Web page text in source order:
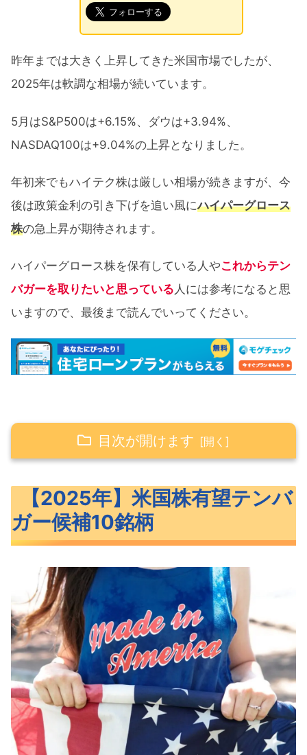
昨年までは大きく上昇してきた米国市場でしたが、
2025年は軟調な相場が続いています。
5月はS&P500は+6.15%、ダウは+3.94%、
NASDAQ100は+9.04%の上昇となりました。
年初来でもハイテク株は厳しい相場が続きますが、今
後は政策金利の引き下げを追い風にハイパーグロース
株の急上昇が期待されます。
ハイパーグロース株を保有している人やこれからテン
バガーを取りたいと思っている 人には参考になると思
いますので、最後まで読んでいってください。
目次が開けます
柄
2025年米国株テンバガー候補の10銘柄
柄概要
CRWD（クラウドストライク）概要
U（ユニティ）概要
AFRM（アファーム）概要
UPST（アップスタート）概要
COIN（コインベース）概要
米国株有望テンバガー候補10銘柄パフォー
【2025年】米国株有望テンバ
ガー候補10銘柄